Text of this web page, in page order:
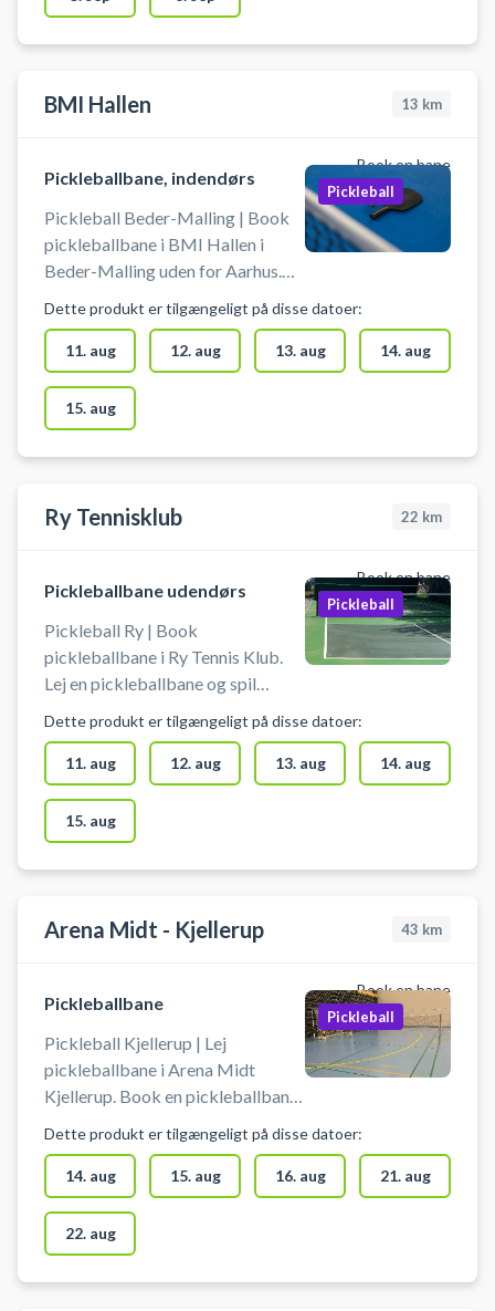
Der er mulighed for at leje bat og
købe bolde i DGI huset.
BMI Hallen 13 km
Book en bane
Pickleballbane, indendørs
Pickleball Beder-Malling | Book
pickleballbane i BMI Hallen i
Beder-Malling uden for Aarhus.
minutter og spil pickleball
indendørs i BMI Hallen
beliggende på Bredgade 5, 8340
Malling. Praktisk information: 🏓
Medbring selv pickleball bat og
bold.
Pickleball
Dette produkt er tilgængeligt på disse datoer:
11. aug 12. aug 13. aug 14. aug
15. aug
Ry Tennisklub 22 km
Book en bane
Pickleballbane udendørs
Pickleball Ry | Book
pickleballbane i Ry Tennis Klub.
Lej en pickleballbane og spil
udendørs pickleballbane
beliggende ved Ry Hallen på
Thorsvej 32B, 8680 Ry.
Pickleball
Dette produkt er tilgængeligt på disse datoer:
11. aug 12. aug 13. aug 14. aug
15. aug
Arena Midt - Kjellerup 43 km
Book en bane
Pickleballbane
Pickleball Kjellerup | Lej
pickleballbane i Arena Midt
Kjellerup. Book en pickleballbane
af badmintonbanerne i hallen hos
Arena Midt Kjellerup.
Pickleball
Dette produkt er tilgængeligt på disse datoer:
14. aug 15. aug 16. aug 21. aug
22. aug